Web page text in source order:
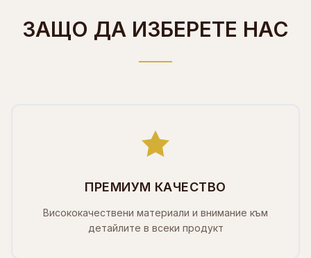
ЗАЩО ДА ИЗБЕРЕТЕ НАС
ПРЕМИУМ КАЧЕСТВО
Висококачествени материали и внимание към
детайлите в всеки продукт